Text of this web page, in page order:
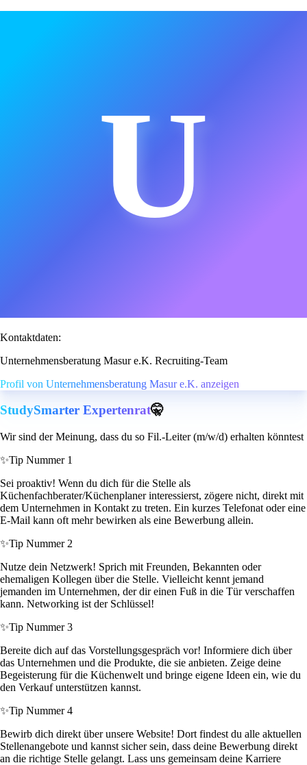
U
Kontaktdaten:
Unternehmensberatung Masur e.K. Recruiting-Team
Profil von Unternehmensberatung Masur e.K. anzeigen
StudySmarter Expertenrat🤫
Wir sind der Meinung, dass du so Fil.-Leiter (m/w/d) erhalten könntest
✨Tip Nummer 1
Sei proaktiv! Wenn du dich für die Stelle als
Küchenfachberater/Küchenplaner interessierst, zögere nicht, direkt mit
dem Unternehmen in Kontakt zu treten. Ein kurzes Telefonat oder eine
E-Mail kann oft mehr bewirken als eine Bewerbung allein.
✨Tip Nummer 2
Nutze dein Netzwerk! Sprich mit Freunden, Bekannten oder
ehemaligen Kollegen über die Stelle. Vielleicht kennt jemand
jemanden im Unternehmen, der dir einen Fuß in die Tür verschaffen
kann. Networking ist der Schlüssel!
✨Tip Nummer 3
Bereite dich auf das Vorstellungsgespräch vor! Informiere dich über
das Unternehmen und die Produkte, die sie anbieten. Zeige deine
Begeisterung für die Küchenwelt und bringe eigene Ideen ein, wie du
den Verkauf unterstützen kannst.
✨Tip Nummer 4
Bewirb dich direkt über unsere Website! Dort findest du alle aktuellen
Stellenangebote und kannst sicher sein, dass deine Bewerbung direkt
an die richtige Stelle gelangt. Lass uns gemeinsam deine Karriere